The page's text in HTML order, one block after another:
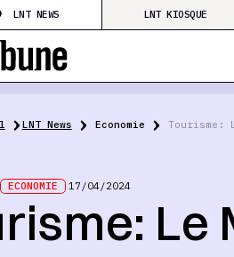
LNT NEWS LNT KIOSQUE
LNT News Economie Tourisme:
ECONOMIE 17/04/2024
Le